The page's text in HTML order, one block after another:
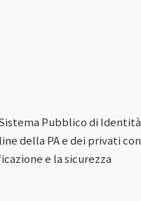
Pubblico di Identità
della PA e dei privati con
e la sicurezza